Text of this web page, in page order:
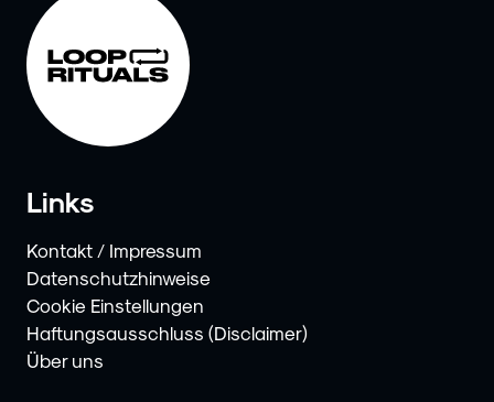
Links
Kontakt / Impressum
Datenschutzhinweise
Cookie Einstellungen
Haftungsausschluss (Disclaimer)
Über uns